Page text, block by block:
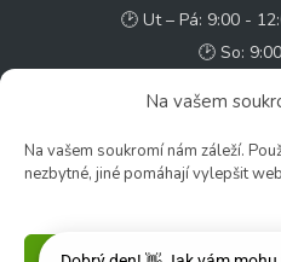
Na vašem
Na vašem soukromí nám záleží.
nezbytné, jiné pomáhají vylepšit
🕑 Ut – Pá: 9:00 -
🕑 So:
Rychlý
✉️ e-